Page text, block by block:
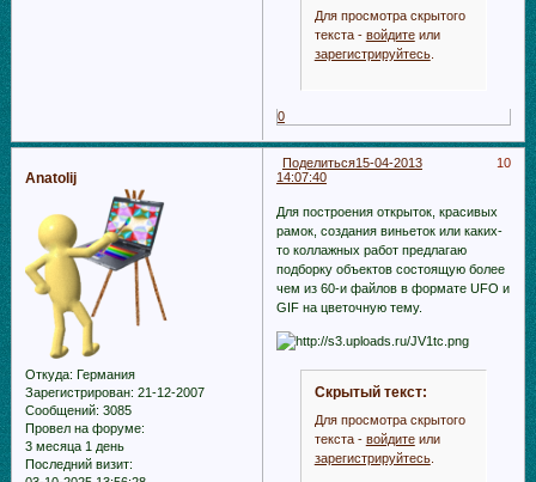
Для просмотра скрытого
текста - войдитеили
зарегистрируйтесь.
0
Поделиться 10
15-04-2013
14:07:40
Anatolij
Откуда: Германия
Зарегистрирован: 21-12-2007
Сообщений: 3085
Провел на форуме:
3 месяца 1 день
Последний визит:
Для построения открыток, красивых
рамок, создания виньеток или каких-
то коллажных работ предлагаю
подборку объектов состоящую более
чем из 60-и файлов в формате UFO и
GIF на цветочную тему.
Скрытый текст:
Для просмотра скрытого
текста - войдитеили
зарегистрируйтесь.